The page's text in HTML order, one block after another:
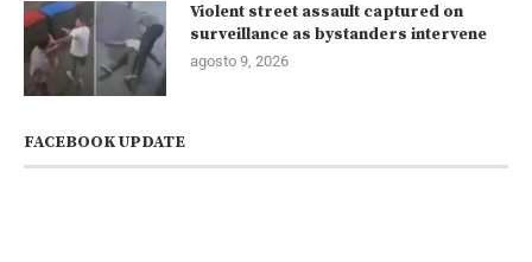
Violent street assault captured on
surveillance as bystanders intervene
agosto 9, 2026
FACEBOOK UPDATE